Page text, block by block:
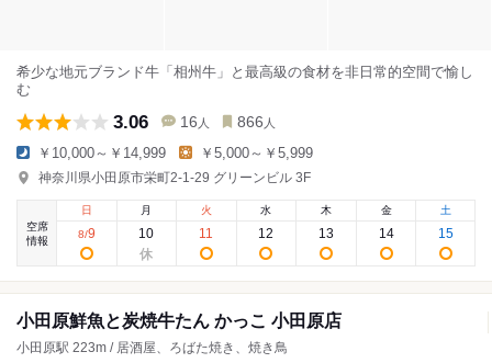
希少な地元ブランド牛「相州牛」と最高級の食材を非日常的空間で愉し
む
3.06 16 人 866 人
￥10,000～￥14,999 ￥5,000～￥5,999
神奈川県小田原市栄町2-1-29 グリーンビル 3F
空席
情報
日
8/9
月
10
火
11
水
12
木
13
金
14
土
15
小田原鮮魚と炭焼牛たん かっこ 小田原店
小田原駅 223m / 居酒屋、ろばた焼き、焼き鳥